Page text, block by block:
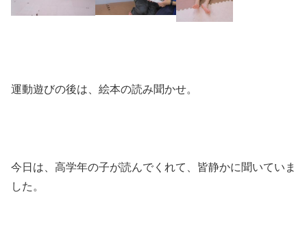
運動遊びの後は、絵本の読み聞かせ。
今日は、高学年の子が読んでくれて、皆静かに聞いていま
した。